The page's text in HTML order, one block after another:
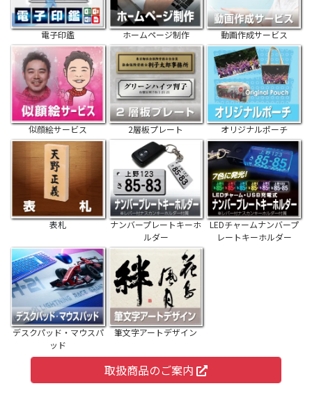
電子印鑑 ホームページ制作 動画作成サービス
似顔絵サービス 2層板プレート オリジナルポーチ
表札
ナンバープレートキーホ
ルダー
LEDチャームナンバープ
レートキーホルダー
デスクパッド・マウスパ
ッド
筆文字アートデザイン
取扱商品のご案内